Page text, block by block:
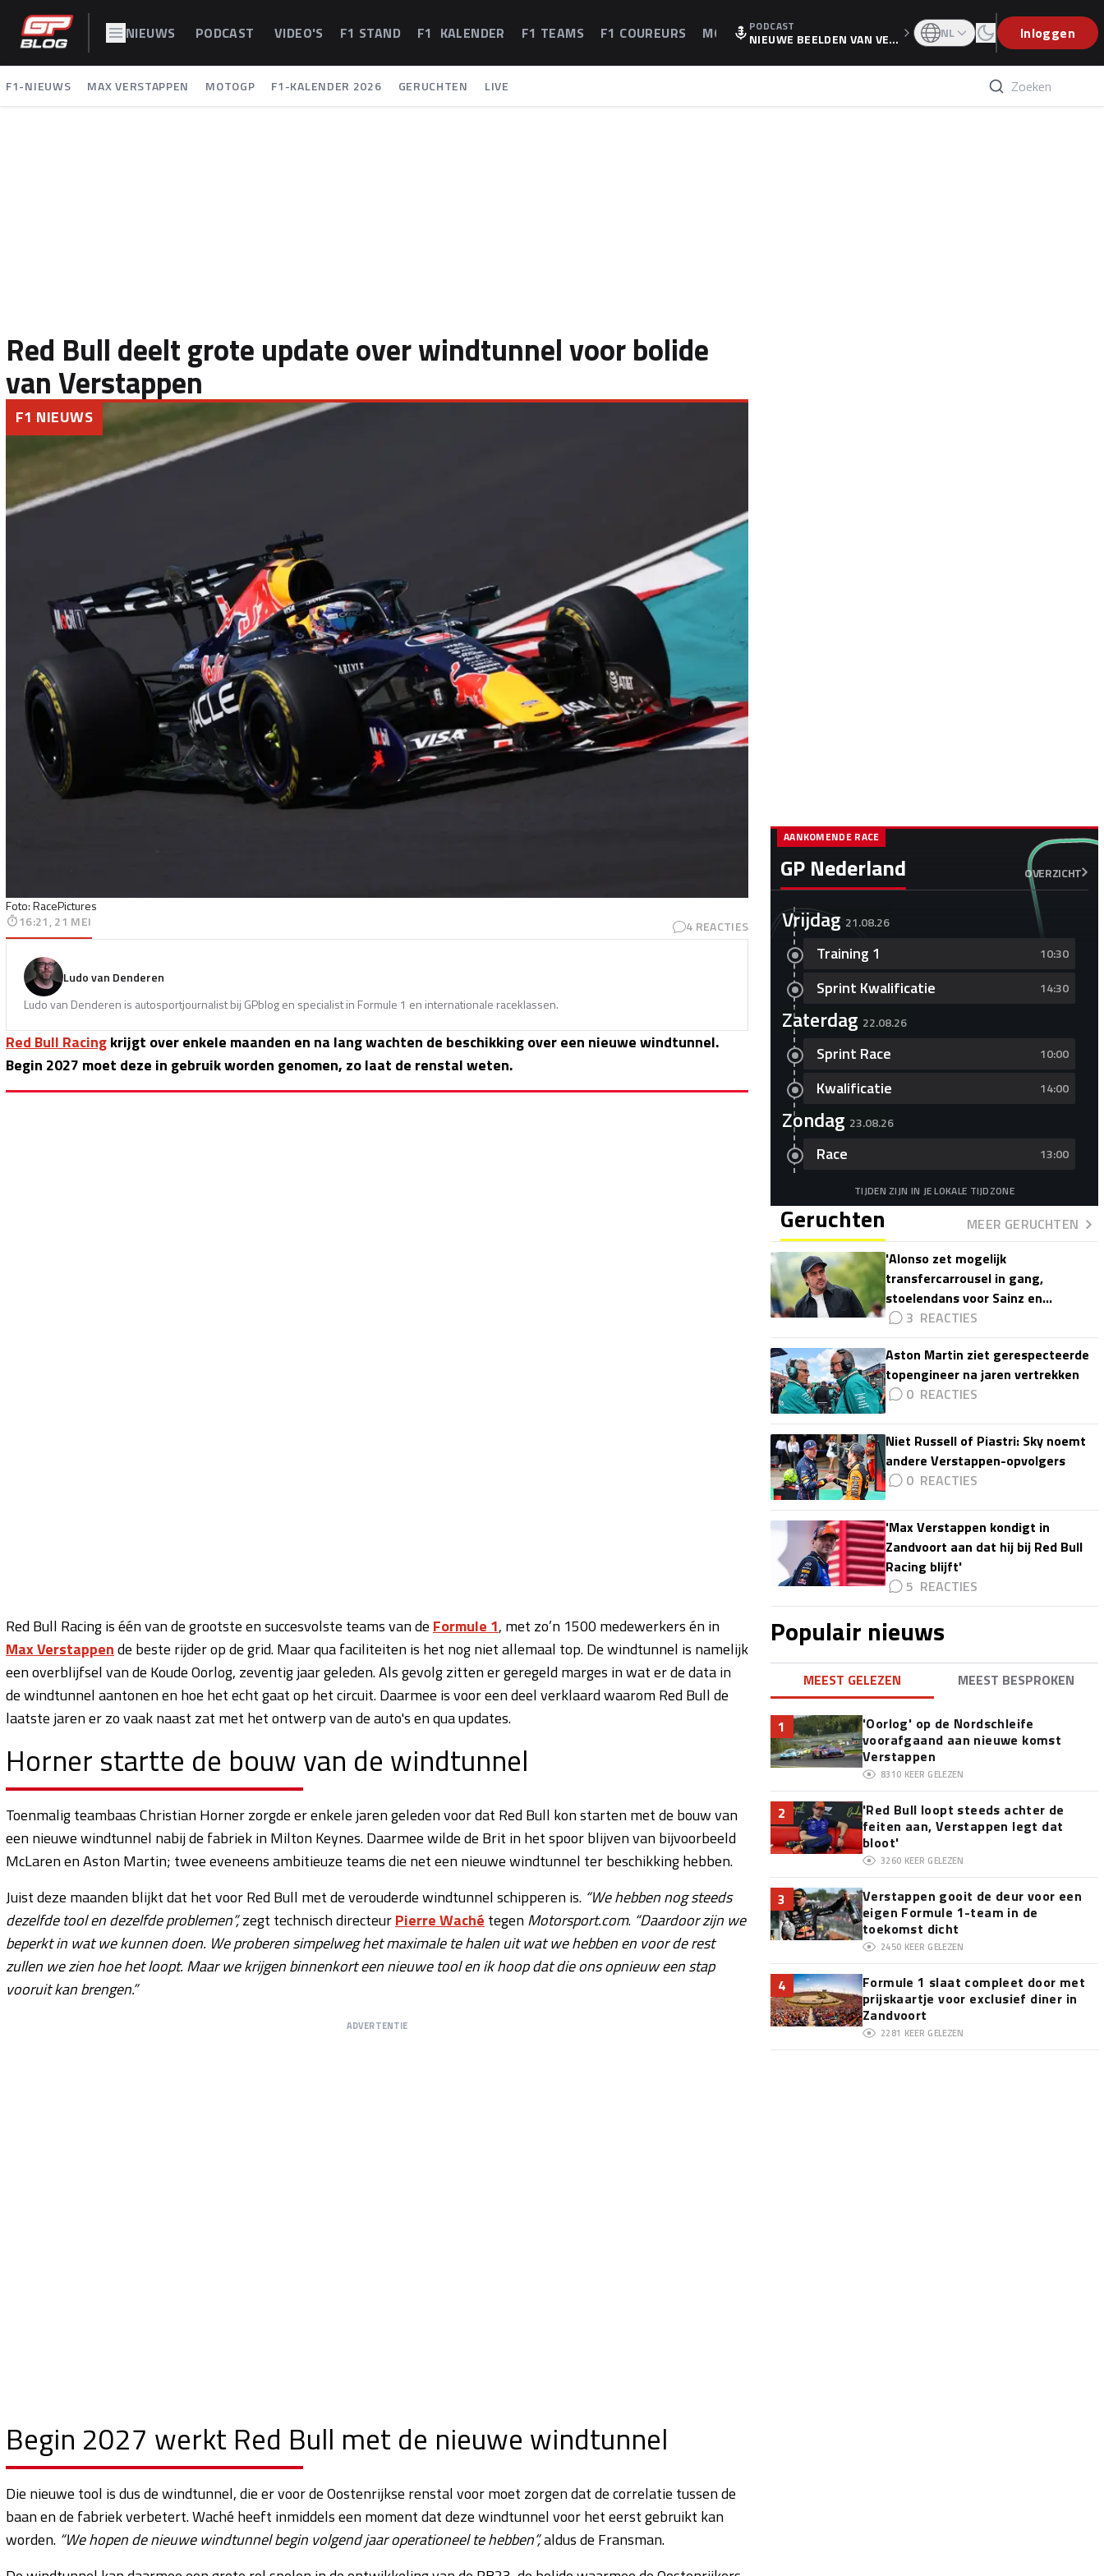
NIEUWS PODCAST VIDEO'S F1 STAND F1 KALENDER F1 TEAMS F1 COUREURS MOTOGPPODCAST
NIEUWE BEELDEN VAN VER
WEET IS ER NU GETEKEND'
NL Inloggen
F1-NIEUWS MAX VERSTAPPEN MOTOGP F1-KALENDER 2026 GERUCHTEN LIVE
Red Bull deelt grote update over windtunnel voor bolide
van Verstappen
Foto: RacePictures
F1 NIEUWS
16:21, 21 MEI 4 REACTIES
Ludo van Denderen
Ludo van Denderen is autosportjournalist bij GPblog en specialist in Formule 1 en internationale raceklassen.
Red Bull Racingkrijgt over enkele maanden en na lang wachten de beschikking over een nieuwe windtunnel.
Begin 2027 moet deze in gebruik worden genomen, zo laat de renstal weten.
Red Bull Racing is één van de grootste en succesvolste teams van de Formule 1, met zo’n 1500 medewerkers én in
Max Verstappende beste rijder op de grid. Maar qua faciliteiten is het nog niet allemaal top. De windtunnel is namelijk
een overblijfsel van de Koude Oorlog, zeventig jaar geleden. Als gevolg zitten er geregeld marges in wat er de data in
de windtunnel aantonen en hoe het echt gaat op het circuit. Daarmee is voor een deel verklaard waarom Red Bull de
laatste jaren er zo vaak naast zat met het ontwerp van de auto's en qua updates.
Horner startte de bouw van de windtunnel
Toenmalig teambaas Christian Horner zorgde er enkele jaren geleden voor dat Red Bull kon starten met de bouw van
een nieuwe windtunnel nabij de fabriek in Milton Keynes. Daarmee wilde de Brit in het spoor blijven van bijvoorbeeld
McLaren en Aston Martin; twee eveneens ambitieuze teams die net een nieuwe windtunnel ter beschikking hebben.
Juist deze maanden blijkt dat het voor Red Bull met de verouderde windtunnel schipperen is. “We hebben nog steeds
dezelfde tool en dezelfde problemen”,zegt technisch directeurPierre Waché tegenMotorsport.com. “Daardoor zijn we
beperkt in wat we kunnen doen. We proberen simpelweg het maximale te halen uit wat we hebben en voor de rest
zullen we zien hoe het loopt. Maar we krijgen binnenkort een nieuwe tool en ik hoop dat die ons opnieuw een stap
vooruit kan brengen.”
ADVERTENTIE
Begin 2027 werkt Red Bull met de nieuwe windtunnel
Die nieuwe tool is dus de windtunnel, die er voor de Oostenrijkse renstal voor moet zorgen dat de correlatie tussen de
baan en de fabriek verbetert. Waché heeft inmiddels een moment dat deze windtunnel voor het eerst gebruikt kan
worden. “We hopen de nieuwe windtunnel begin volgend jaar operationeel te hebben”,aldus de Fransman.
GP Nederland OVERZICHT
AANKOMENDE RACE
Vrijdag 21.08.26
Training 1 10:30
Sprint Kwalificatie 14:30
Zaterdag 22.08.26
Sprint Race 10:00
Kwalificatie 14:00
Zondag 23.08.26
Race 13:00
TIJDEN ZIJN IN JE LOKALE TIJDZONE
Geruchten
MEER GERUCHTEN
'Alonso zet mogelijk
transfercarrousel in gang,
stoelendans voor Sainz en
Colapinto'
3
Aston Martin ziet gerespecteerde
topengineer na jaren vertrekken
0
Niet Russell of Piastri: Sky noemt
andere Verstappen-opvolgers
0
'Max Verstappen kondigt in
Zandvoort aan dat hij bij Red Bull
Racing blijft'
5
Populair nieuws
MEEST GELEZEN MEEST BESPROKEN
1
'Oorlog' op de Nordschleife
voorafgaand aan nieuwe komst
Verstappen
8310 KEER GELEZEN
2
'Red Bull loopt steeds achter de
feiten aan, Verstappen legt dat
bloot'
3260 KEER GELEZEN
3
Verstappen gooit de deur voor een
eigen Formule 1-team in de
toekomst dicht
2450 KEER GELEZEN
4
Formule 1 slaat compleet door met
prijskaartje voor exclusief diner in
Zandvoort
2281 KEER GELEZEN